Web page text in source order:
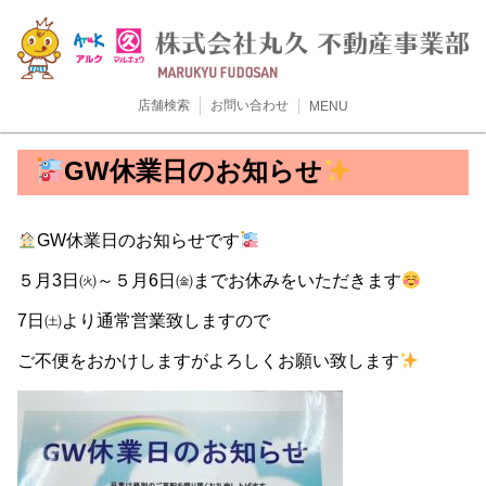
店舗検索 お問い合わせ MENU
GW休業日のお知らせ
GW休業日のお知らせです
５月3日㈫～５月6日㈮までお休みをいただきます
7日㈯より通常営業致しますので
ご不便をおかけしますがよろしくお願い致します